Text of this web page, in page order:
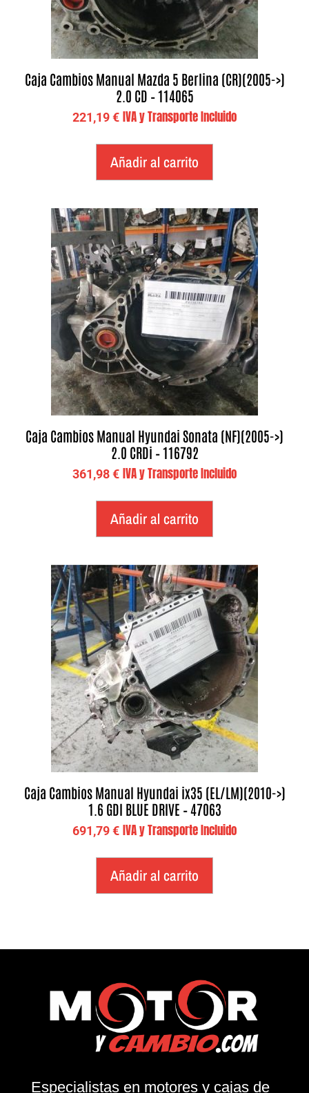
Caja Cambios Manual Mazda 5 Berlina (CR)(2005->)
2.0 CD – 114065
221,19€ IVA y Transporte Incluido
Añadir al carrito
Caja Cambios Manual Hyundai Sonata (NF)(2005->)
2.0 CRDi – 116792
361,98€ IVA y Transporte Incluido
Añadir al carrito
Caja Cambios Manual Hyundai ix35 (EL/LM)(2010->)
1.6 GDI BLUE DRIVE – 47063
691,79€ IVA y Transporte Incluido
Añadir al carrito
Especialistas en motores y cajas de